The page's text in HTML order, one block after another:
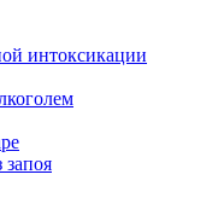
интоксикации